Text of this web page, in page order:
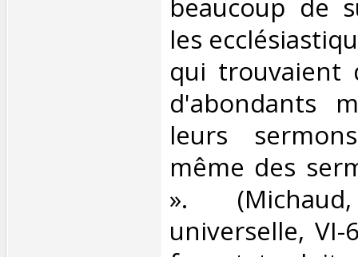
beaucoup de
les
qui trouvaient
d'abondants
leurs
même des
».
universelle,